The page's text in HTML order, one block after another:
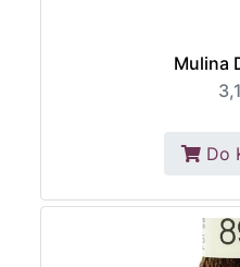
Mulina
Do